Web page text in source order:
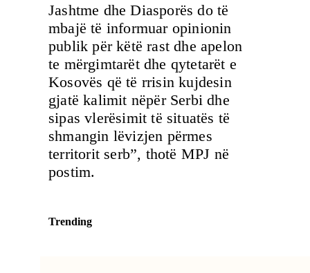
Jashtme dhe Diasporës do të
mbajë të informuar opinionin
publik për këtë rast dhe apelon
te mërgimtarët dhe qytetarët e
Kosovës që të rrisin kujdesin
gjatë kalimit nëpër Serbi dhe
sipas vlerësimit të situatës të
shmangin lëvizjen përmes
territorit serb”, thotë MPJ në
postim.
Trending